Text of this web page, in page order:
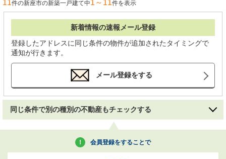
11件の新座市の新築一戸建て中1～11件を表示
新着情報の速報メール登録
登録したアドレスに同じ条件の物件が追加されたタイミングで
通知が行きます。
メール登録をする
同じ条件で別の種別の不動産もチェックする
会員登録をすることで